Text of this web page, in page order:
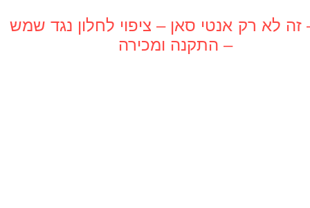
זה לא רק אנטי סאן – ציפוי לחלון נגד שמש
– התקנה ומכירה